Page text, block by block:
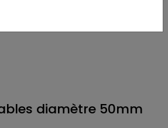
diamètre 50mm